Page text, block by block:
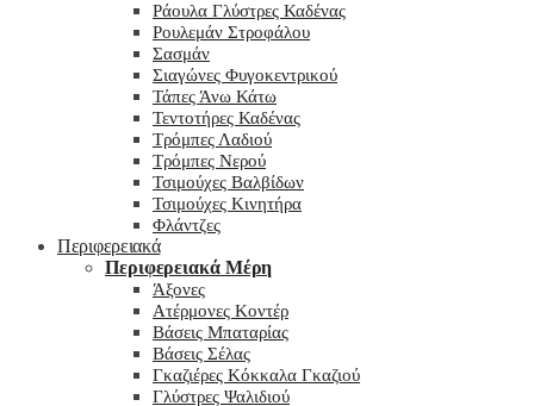
Ράουλα Γλύστρες Καδένας
Ρουλεμάν Στροφάλου
Σασμάν
Σιαγώνες Φυγοκεντρικού
Τάπες Άνω Κάτω
Τεντοτήρες Καδένας
Τρόμπες Λαδιού
Τρόμπες Νερού
Τσιμούχες Βαλβίδων
Τσιμούχες Κινητήρα
Φλάντζες
Περιφερειακά
Περιφερειακά Μέρη
Άξονες
Ατέρμονες Κοντέρ
Βάσεις Μπαταρίας
Βάσεις Σέλας
Γκαζιέρες Κόκκαλα Γκαζιού
Γλύστρες Ψαλιδιού